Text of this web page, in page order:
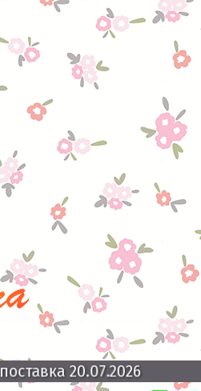
поставка 20.07.2026